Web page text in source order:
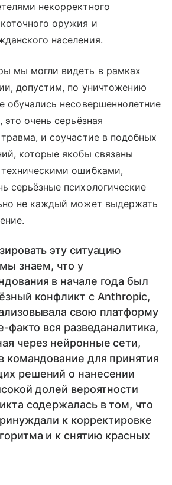
некорректного
оружия и
населения.
мы могли видеть в рамках
допустим, по уничтожению
обучались несовершеннолетние
это очень серьёзная
и соучастие в подобных
которые якобы связаны
ошибками,
серьёзные психологические
не каждый может выдержать
эту ситуацию
знаем, что у
в начале года был
конфликт с Anthropic,
свою платформу
факто вся разведаналитика,
через нейронные сети,
командование для принятия
решений о нанесении
долей вероятности
содержалась в том, что
к корректировке
и к снятию красных